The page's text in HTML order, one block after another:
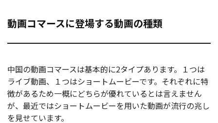
動画コマースに登場する動画の種類
中国の動画コマースは基本的に2タイプあります。１つは
ライブ動画、１つはショートムービーです。それぞれに特
徴があるため一概にどちらが優れているとは言えません
が、最近ではショートムービーを用いた動画が流行の兆し
を見せています。